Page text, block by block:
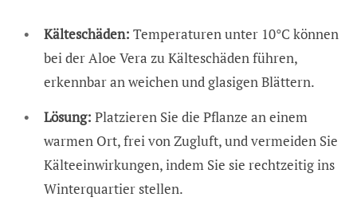
Kälteschäden: Temperaturen unter 10°C können
bei der Aloe Vera zu Kälteschäden führen,
erkennbar an weichen und glasigen Blättern.
Lösung: Platzieren Sie die Pflanze an einem
warmen Ort, frei von Zugluft, und vermeiden Sie
Kälteeinwirkungen, indem Sie sie rechtzeitig ins
Winterquartier stellen.